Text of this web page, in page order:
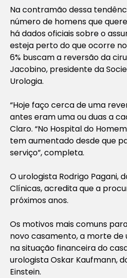
Na contramão dessa
número de homens que
há dados oficiais sobre o
esteja perto do que ocorre
6% buscam a reversão da
Jacobino, presidente da
Urologia.
“Hoje faço cerca de uma
antes eram uma ou duas a
Claro. “No Hospital do
tem aumentado desde que
serviço”, completa.
O urologista Rodrigo Pagani,
Clínicas, acredita que a
próximos anos.
Os motivos mais comuns
novo casamento, a morte de
na situação financeira do
urologista Oskar Kaufmann,
Einstein.